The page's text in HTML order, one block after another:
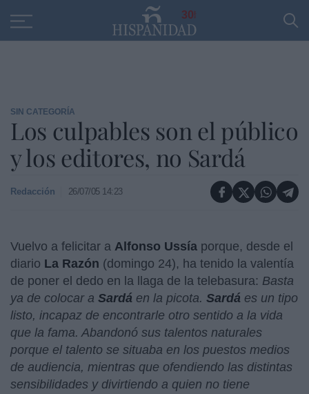
30
SIN CATEGORÍA
Los culpables son el público
y los editores, no Sardá
Redacción 26/07/05 14:23
Vuelvo a felicitar a Alfonso Ussía porque, desde el
diario La Razón (domingo 24), ha tenido la valentía
de poner el dedo en la llaga de la telebasura: Basta
ya de colocar a Sardá en la picota. Sardá es un tipo
listo, incapaz de encontrarle otro sentido a la vida
que la fama. Abandonó sus talentos naturales
porque el talento se situaba en los puestos medios
de audiencia, mientras que ofendiendo las distintas
sensibilidades y divirtiendo a quien no tiene